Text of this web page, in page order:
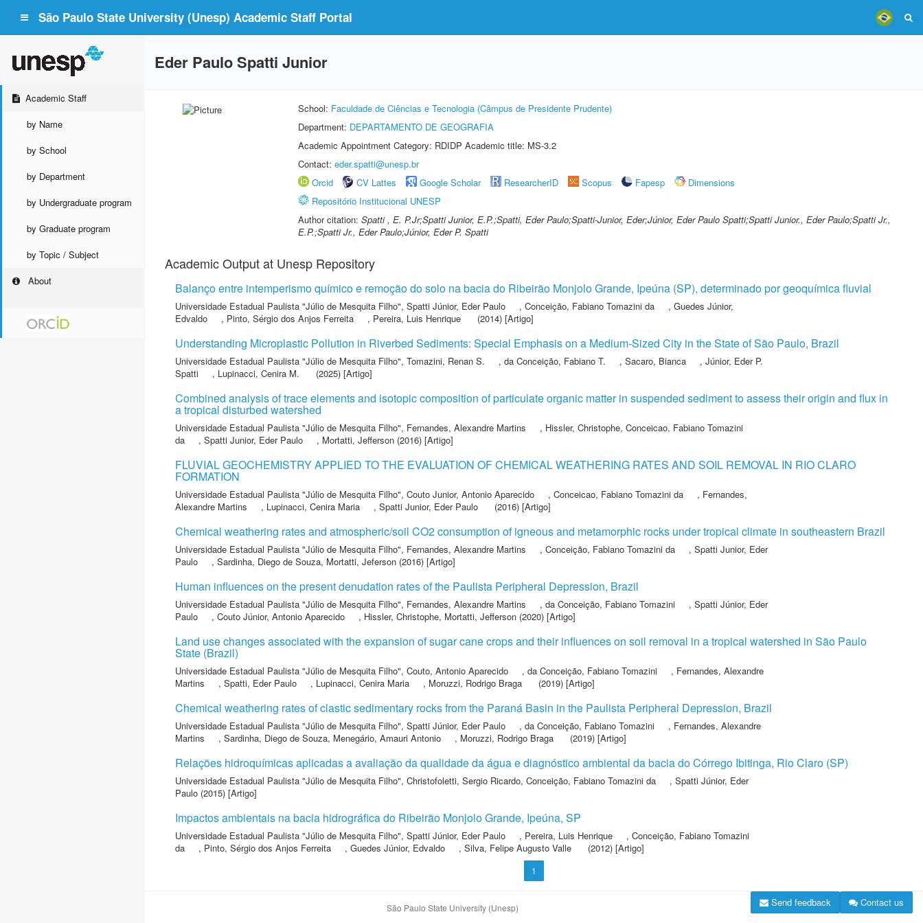
São Paulo State University (Unesp) Academic Staff Portal
Academic Staff
by Name
by School
by Department
by Undergraduate program
by Graduate program
by Topic / Subject
About
Eder Paulo Spatti Junior
School: Faculdade de Ciências e Tecnologia (Câmpus de Presidente Prudente)
Department: DEPARTAMENTO DE GEOGRAFIA
Academic Appointment Category: RDIDP Academic title: MS-3.2
Contact: eder.spatti@unesp.br
Orcid
CV Lattes Google Scholar ResearcherID Scopus Fapesp
Dimensions
Repositório Institucional UNESP
Author citation: Spatti , E. P.Jr;Spatti Junior, E.P.;Spatti, Eder Paulo;Spatti-Junior, Eder;Júnior, Eder Paulo Spatti;Spatti Junior., Eder Paulo;Spatti Jr.,
E.P.;Spatti Jr., Eder Paulo;Júnior, Eder P. Spatti
Academic Output at Unesp Repository
Balanço entre intemperismo químico e remoção do solo na bacia do Ribeirão Monjolo Grande, Ipeúna (SP), determinado por geoquímica fluvial
Universidade Estadual Paulista "Júlio de Mesquita Filho", Spatti Júnior, Eder Paulo , Conceição, Fabiano Tomazini da , Guedes Júnior,
Edvaldo
, Pinto, Sérgio dos Anjos Ferreita , Pereira, Luis Henrique (2014) [Artigo]
Understanding Microplastic Pollution in Riverbed Sediments: Special Emphasis on a Medium-Sized City in the State of São Paulo, Brazil
Universidade Estadual Paulista "Júlio de Mesquita Filho", Tomazini, Renan S. , da Conceição, Fabiano T. , Sacaro, Bianca , Júnior, Eder P.
Spatti
, Lupinacci, Cenira M. (2025) [Artigo]
Combined analysis of trace elements and isotopic composition of particulate organic matter in suspended sediment to assess their origin and flux in
a tropical disturbed watershed
Universidade Estadual Paulista "Júlio de Mesquita Filho", Fernandes, Alexandre Martins , Hissler, Christophe, Conceicao, Fabiano Tomazini
da
, Spatti Junior, Eder Paulo , Mortatti, Jefferson (2016) [Artigo]
FLUVIAL GEOCHEMISTRY APPLIED TO THE EVALUATION OF CHEMICAL WEATHERING RATES AND SOIL REMOVAL IN RIO CLARO
FORMATION
Universidade Estadual Paulista "Júlio de Mesquita Filho", Couto Junior, Antonio Aparecido , Conceicao, Fabiano Tomazini da , Fernandes,
Alexandre Martins
, Lupinacci, Cenira Maria , Spatti Junior, Eder Paulo (2016) [Artigo]
Chemical weathering rates and atmospheric/soil CO2 consumption of igneous and metamorphic rocks under tropical climate in southeastern Brazil
Universidade Estadual Paulista "Júlio de Mesquita Filho", Fernandes, Alexandre Martins , Conceição, Fabiano Tomazini da , Spatti Junior, Eder
Paulo
, Sardinha, Diego de Souza, Mortatti, Jeferson (2016) [Artigo]
Human influences on the present denudation rates of the Paulista Peripheral Depression, Brazil
Universidade Estadual Paulista "Júlio de Mesquita Filho", Fernandes, Alexandre Martins , da Conceição, Fabiano Tomazini , Spatti Júnior, Eder
Paulo
, Couto Júnior, Antonio Aparecido , Hissler, Christophe, Mortatti, Jefferson (2020) [Artigo]
Land use changes associated with the expansion of sugar cane crops and their influences on soil removal in a tropical watershed in São Paulo
State (Brazil)
Universidade Estadual Paulista "Júlio de Mesquita Filho", Couto, Antonio Aparecido , da Conceição, Fabiano Tomazini , Fernandes, Alexandre
Martins
, Spatti, Eder Paulo , Lupinacci, Cenira Maria , Moruzzi, Rodrigo Braga (2019) [Artigo]
Chemical weathering rates of clastic sedimentary rocks from the Paraná Basin in the Paulista Peripheral Depression, Brazil
Universidade Estadual Paulista "Júlio de Mesquita Filho", Spatti Júnior, Eder Paulo , da Conceição, Fabiano Tomazini , Fernandes, Alexandre
Martins
, Sardinha, Diego de Souza, Menegário, Amauri Antonio , Moruzzi, Rodrigo Braga (2019) [Artigo]
Relações hidroquímicas aplicadas a avaliação da qualidade da água e diagnóstico ambiental da bacia do Córrego Ibitinga, Rio Claro (SP)
Universidade Estadual Paulista "Júlio de Mesquita Filho", Christofoletti, Sergio Ricardo, Conceição, Fabiano Tomazini da , Spatti Júnior, Eder
Paulo (2015) [Artigo]
Impactos ambientais na bacia hidrográfica do Ribeirão Monjolo Grande, Ipeúna, SP
Universidade Estadual Paulista "Júlio de Mesquita Filho", Spatti Júnior, Eder Paulo , Pereira, Luis Henrique , Conceição, Fabiano Tomazini
da
, Pinto, Sérgio dos Anjos Ferreita , Guedes Júnior, Edvaldo , Silva, Felipe Augusto Valle (2012) [Artigo]
1
São Paulo State University (Unesp) Contact us
Send feedback